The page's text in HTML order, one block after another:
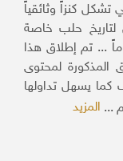
كنزاً وثائقياً
حلب خاصة
... تم إطلاق هذا
لمحتوى
يسهل تداولها
...المزيد